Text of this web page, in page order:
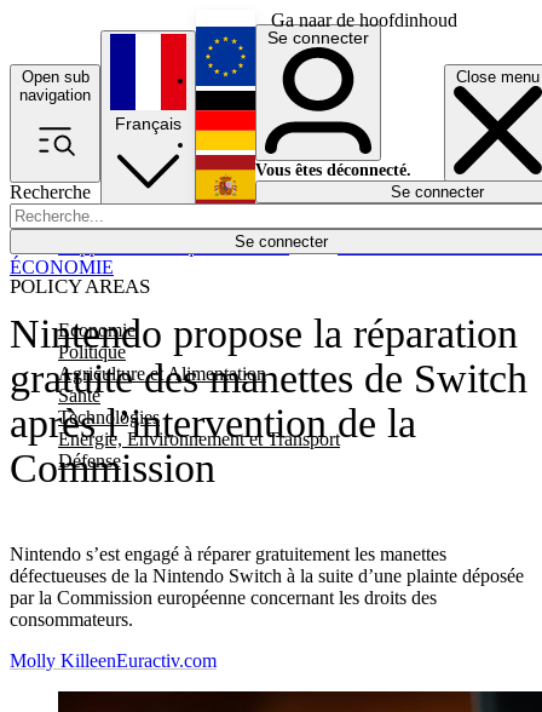
Ga naar de hoofdinhoud
Open sub
navigation
Close menu
Recherche
Se connecter
POLICY AREAS
Economie
Politique
Agriculture et Alimentation
Santé
Technologies
Energie, Environnement et Transport
Défense
Économie
Français
English
Deutsch
Español
Se connecter
Vous êtes déconnecté.
Se connecter
Nintendo propose la réparation
gratuite des manettes de Switch
après l’intervention de la
Commission
Nintendo s’est engagé à réparer gratuitement les manettes
défectueuses de la Nintendo Switch à la suite d’une plainte déposée
par la Commission européenne concernant les droits des
consommateurs.
ÉCONOMIE
Molly KilleenEuractiv.com